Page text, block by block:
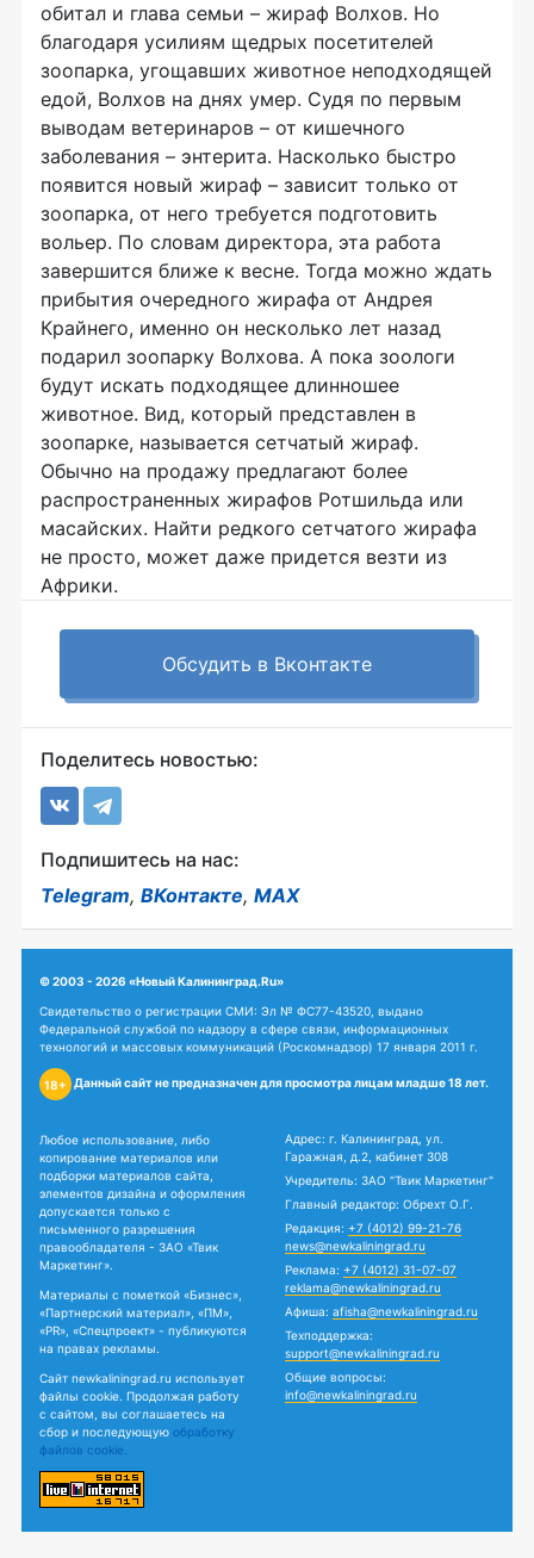
обитал и глава семьи – жираф Волхов. Но
благодаря усилиям щедрых посетителей
зоопарка, угощавших животное неподходящей
едой, Волхов на днях умер. Судя по первым
выводам ветеринаров – от кишечного
заболевания – энтерита. Насколько быстро
появится новый жираф – зависит только от
зоопарка, от него требуется подготовить
вольер. По словам директора, эта работа
завершится ближе к весне. Тогда можно ждать
прибытия очередного жирафа от Андрея
Крайнего, именно он несколько лет назад
подарил зоопарку Волхова. А пока зоологи
будут искать подходящее длинношее
животное. Вид, который представлен в
зоопарке, называется сетчатый жираф.
Обычно на продажу предлагают более
распространенных жирафов Ротшильда или
масайских. Найти редкого сетчатого жирафа
не просто, может даже придется везти из
Африки.
Обсудить в Вконтакте
Поделитесь новостью:
Подпишитесь на нас:
Telegram, ВКонтакте, MAX
© 2003 - 2026 «Новый Калининград.Ru»
Свидетельство о регистрации СМИ: Эл № ФС77-43520, выдано
Федеральной службой по надзору в сфере связи, информационных
технологий и массовых коммуникаций (Роскомнадзор) 17 января 2011 г.
18+ Данный сайт не предназначен для просмотра лицам младше 18 лет.
Любое использование, либо
копирование материалов или
подборки материалов сайта,
элементов дизайна и оформления
допускается только с
письменного разрешения
правообладателя - ЗАО «Твик
Маркетинг».
Материалы с пометкой «Бизнес»,
«Партнерский материал», «ПМ»,
«PR», «Спецпроект» - публикуются
на правах рекламы.
Сайт newkaliningrad.ru использует
файлы cookie. Продолжая работу
с сайтом, вы соглашаетесь на
сбор и последующую обработку
файлов cookie.
Адрес: г. Калининград, ул.
Гаражная, д.2, кабинет 308
Учредитель: ЗАО "Твик Маркетинг"
Главный редактор: Обрехт О.Г.
Редакция: +7 (4012) 99-21-76
news@newkaliningrad.ru
Реклама: +7 (4012) 31-07-07
reklama@newkaliningrad.ru
Афиша: afisha@newkaliningrad.ru
Техподдержка:
support@newkaliningrad.ru
Общие вопросы:
info@newkaliningrad.ru